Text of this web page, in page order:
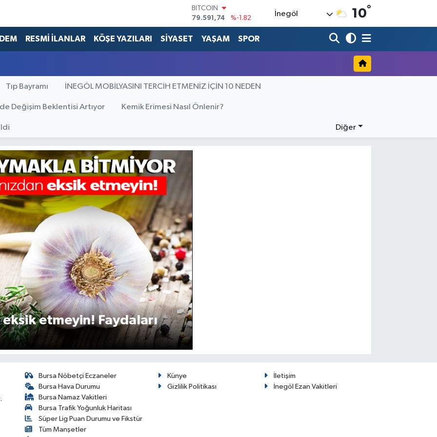
BITCOIN
79.591,74
%-1.82
DOLAR
45,43620
%0.02
61,60380
%0.18
G.ALTIN
BİST100
İnegöl 10°
RESMİ İLANLAR KÖŞE YAZILARI SİYASET YAŞAM SPOR
Tıp Bayramı İNEGÖL MOBİLYASINI TERCİH ETMENİZ İÇİN 10 NEDEN
Değişim Beklentisi Artıyor Kemik Erimesi Nasıl Önlenir?
Diğer
eksik etmeyin! Faydaları
Bursa Nöbetçi Eczaneler
Bursa Hava Durumu
Bursa Namaz Vakitleri
Bursa Trafik Yoğunluk Haritası
Süper Lig Puan Durumu ve Fikstür
Tüm Manşetler
Künye
İletişim
Gizlilik Politikası
İnegöl Ezan Vakitleri